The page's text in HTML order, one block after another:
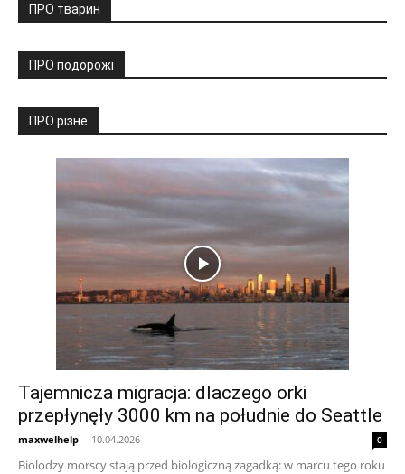
ПРО тварин
ПРО подорожі
ПРО різне
Tajemnicza migracja: dlaczego orki
przepłynęły 3000 km na południe do Seattle
maxwelhelp - 10.04.2026 0
Biolodzy morscy stają przed biologiczną zagadką: w marcu tego roku